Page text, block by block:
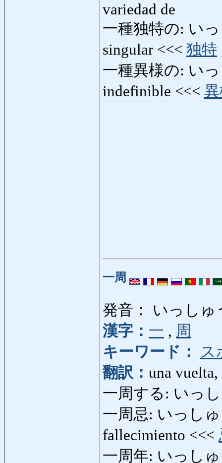
variedad de
一種独特の: い
singular <<< 独特
一種異様の: い
indefinible <<<
一周
発音： いっしゅ
漢字： 一 , 周
キーワード：
ス
翻訳： una
一周する: いっ
一周忌: いっしゅ
fallecimiento <<<
一周年: いっし